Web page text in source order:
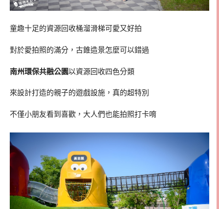
童趣十足的資源回收桶溜滑梯可愛又好拍
對於愛拍照的滿分，古錐造景怎麼可以錯過
南州環保共融公園以資源回收四色分類
來設計打造的親子的遊戲設施，真的超特別
不僅小朋友看到喜歡，大人們也能拍照打卡唷